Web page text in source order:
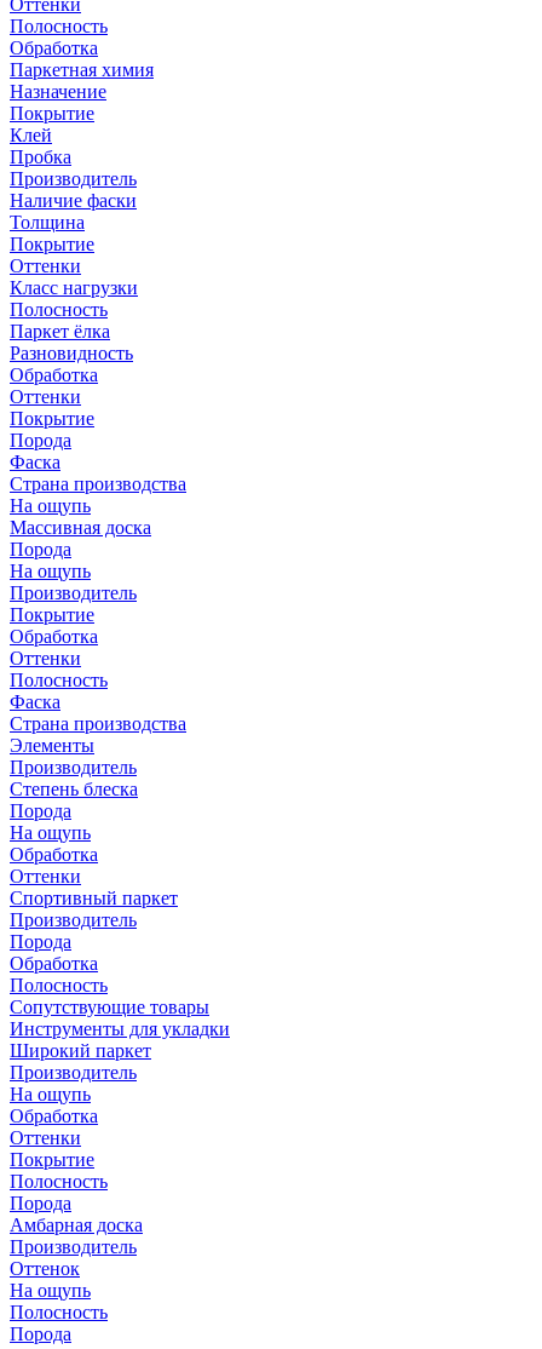
Оттенки
Полосность
Обработка
Паркетная химия
Назначение
Покрытие
Клей
Пробка
Производитель
Наличие фаски
Толщина
Покрытие
Оттенки
Класс нагрузки
Полосность
Паркет ёлка
Разновидность
Обработка
Оттенки
Покрытие
Порода
Фаска
Страна производства
На ощупь
Массивная доска
Порода
На ощупь
Производитель
Покрытие
Обработка
Оттенки
Полосность
Фаска
Страна производства
Элементы
Производитель
Степень блеска
Порода
На ощупь
Обработка
Оттенки
Спортивный паркет
Производитель
Порода
Обработка
Полосность
Сопутствующие товары
Инструменты для укладки
Широкий паркет
Производитель
На ощупь
Обработка
Оттенки
Покрытие
Полосность
Порода
Амбарная доска
Производитель
Оттенок
На ощупь
Полосность
Порода